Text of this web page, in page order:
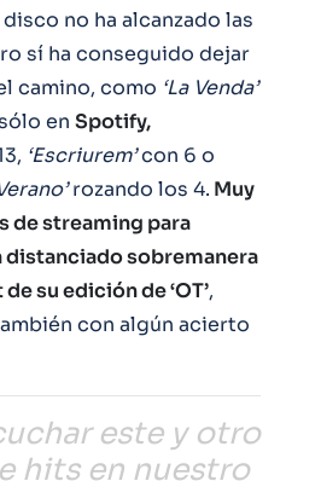
no ha alcanzado las
sí ha conseguido dejar
camino, como ‘La Venda’
en Spotify,
‘Escriurem’con 6 o
rozando los 4. Muy
de streaming para
distanciado sobremanera
su edición de ‘OT’,
con algún acierto
este y otro
hits en nuestro